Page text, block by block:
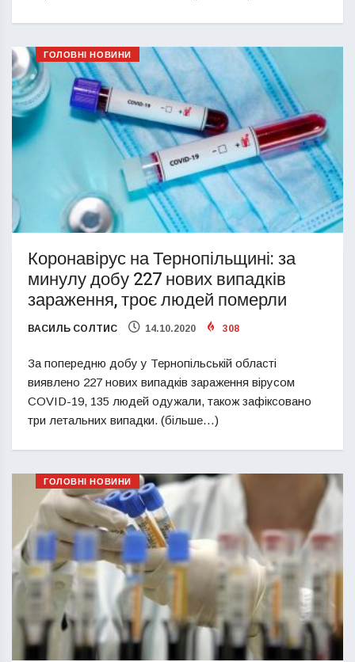
ГОЛОВНІ НОВИНИ
Коронавірус на Тернопільщині: за
минулу добу 227 нових випадків
зараження, троє людей померли
ВАСИЛЬ СОЛТИС 14.10.2020 308
За попередню добу у Тернопільській області
виявлено 227 нових випадків зараження вірусом
COVID-19, 135 людей одужали, також зафіксовано
три летальних випадки. (більше…)
ГОЛОВНІ НОВИНИ